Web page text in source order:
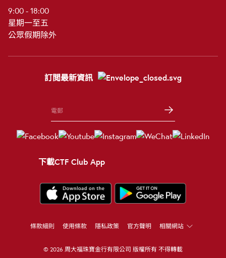
9:00 - 18:00
星期一至五
公眾假期除外
訂閲最新資訊
下載CTF Club App
條款細則 使用條款 隱私政策 官方聲明 相關網站
© 2026 周大福珠寶金行有限公司 版權所有 不得轉載